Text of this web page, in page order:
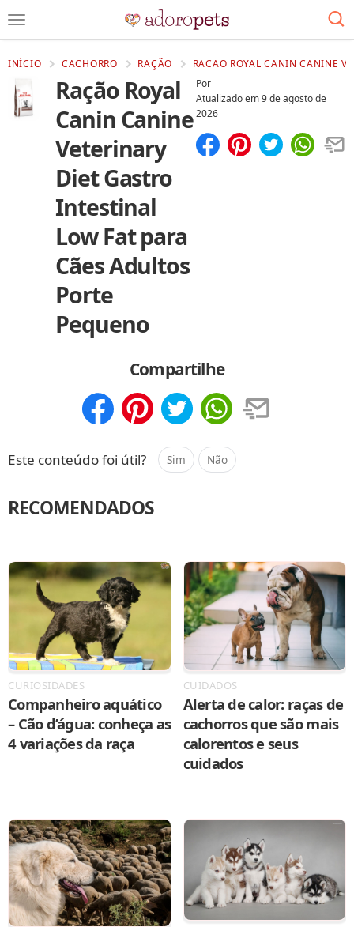
INÍCIO CACHORRO RAÇÃO RACAO ROYAL CANIN CANINE
Ração Royal
Canin Canine
Veterinary
Diet Gastro
Intestinal
Low Fat para
Cães Adultos
Porte
Pequeno
Por
Atualizado em9 de agosto de
2026
Compartilhe
Este conteúdo foi útil? Sim Não
RECOMENDADOS
CURIOSIDADES
Companheiro aquático
– Cão d’água: conheça as
4 variações da raça
CUIDADOS
Alerta de calor: raças de
cachorros que são mais
calorentos e seus
cuidados